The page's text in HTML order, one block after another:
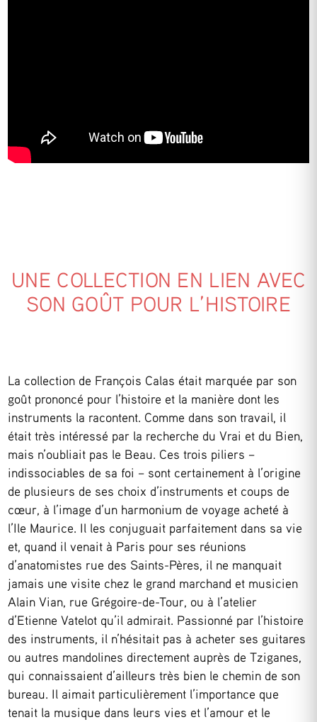
UNE COLLECTION EN LIEN AVEC
SON GOÛT POUR L’HISTOIRE
La collection de François Calas était marquée par son
goût prononcé pour l’histoire et la manière dont les
instruments la racontent. Comme dans son travail, il
était très intéressé par la recherche du Vrai et du Bien,
mais n’oubliait pas le Beau. Ces trois piliers –
indissociables de sa foi – sont certainement à l’origine
de plusieurs de ses choix d’instruments et coups de
cœur, à l’image d’un harmonium de voyage acheté à
l’Ile Maurice. Il les conjuguait parfaitement dans sa vie
et, quand il venait à Paris pour ses réunions
d’anatomistes rue des Saints-Pères, il ne manquait
jamais une visite chez le grand marchand et musicien
Alain Vian, rue Grégoire-de-Tour, ou à l’atelier
d’Etienne Vatelot qu’il admirait. Passionné par l’histoire
des instruments, il n’hésitait pas à acheter ses guitares
ou autres mandolines directement auprès de Tziganes,
qui connaissaient d’ailleurs très bien le chemin de son
bureau. Il aimait particulièrement l’importance que
tenait la musique dans leurs vies et l’amour et le